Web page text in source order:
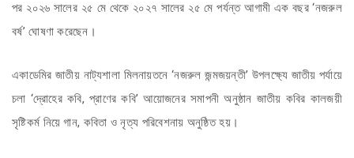
পর ২০২৬ সালের ২৫ মে থেকে ২০২৭ সালের ২৫ মে পর্যন্ত আগামী এক বছর ‘নজরুল
বর্ষ’ ঘোষণা করেছেন।
একাডেমির জাতীয় নাট্যশালা মিলনায়তনে ‘নজরুল জন্মজয়ন্তী’ উপলক্ষ্যে জাতীয় পর্যায়ে
চলা ‘দ্রোহের কবি, প্রাণের কবি’ আয়োজনের সমাপনী অনুষ্ঠান জাতীয় কবির কালজয়ী
সৃষ্টিকর্ম নিয়ে গান, কবিতা ও নৃত্য পরিবেশনায় অনুষ্ঠিত হয়।